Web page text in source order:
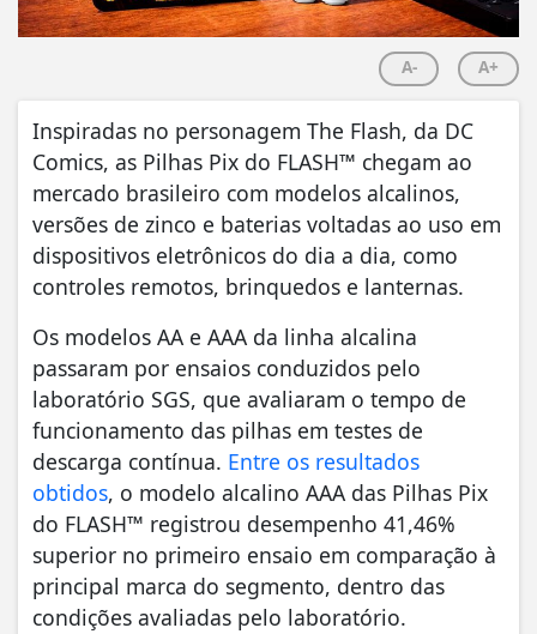
A- A+
Inspiradas no personagem The Flash, da DC
Comics, as Pilhas Pix do FLASH™ chegam ao
mercado brasileiro com modelos alcalinos,
versões de zinco e baterias voltadas ao uso em
dispositivos eletrônicos do dia a dia, como
controles remotos, brinquedos e lanternas.
Os modelos AA e AAA da linha alcalina
passaram por ensaios conduzidos pelo
laboratório SGS, que avaliaram o tempo de
funcionamento das pilhas em testes de
descarga contínua. Entre os resultados
obtidos, o modelo alcalino AAA das Pilhas Pix
do FLASH™ registrou desempenho 41,46%
superior no primeiro ensaio em comparação à
principal marca do segmento, dentro das
condições avaliadas pelo laboratório.